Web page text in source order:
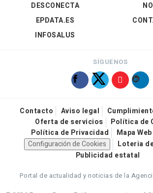
DESCONECTA
EPDATA.ES
INFOSALUS
SÍGUENOS
Contacto Aviso legal
Oferta de servicios
Política de
Política de Privacidad
Mapa Web
Configuración de Cookies
Loteria
Publicidad estatal
Portal de actualidad y noticias de la